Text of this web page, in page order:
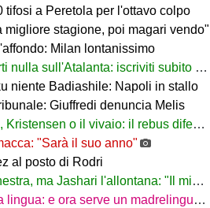
tifosi a Peretola per l'ottavo colpo
migliore stagione, poi magari vendo"
Milan lontanissimo
iscriviti subito al nostro canale WhatsApp!
niente Badiashile: Napoli in stallo
Giuffredi denuncia Melis
o il vivaio: il rebus difesa dell'Atalanta
"Sarà il suo anno"
al posto di Rodri
Jashari l'allontana: "Il mio cuore è sempre stato rossonero"
e ora serve un madrelingua della zona